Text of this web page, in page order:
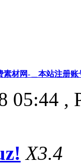
素材网-＿本站注册账
05:44 ,
X3.4